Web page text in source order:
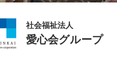
社会福祉法人
愛心会グループ